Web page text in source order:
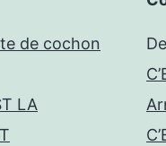
de cochon
LA